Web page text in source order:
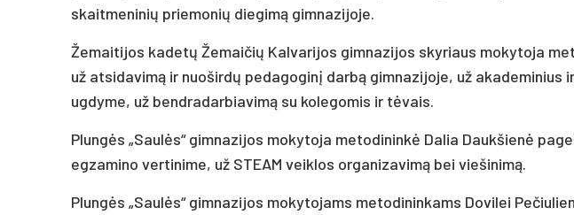
skaitmeninių priemonių diegimą gimnazijoje.
Žemaitijos kadetų Žemaičių Kalvarijos gimnazijos skyriaus mokytoja
už atsidavimą ir nuoširdų pedagoginį darbą gimnazijoje, už akademinius
ugdyme, už bendradarbiavimą su kolegomis ir tėvais.
Plungės „Saulės“ gimnazijos mokytoja metodininkė Dalia Daukšienė
egzamino vertinime, už STEAM veiklos organizavimą bei viešinimą.
Plungės „Saulės“ gimnazijos mokytojams metodininkams Dovilei